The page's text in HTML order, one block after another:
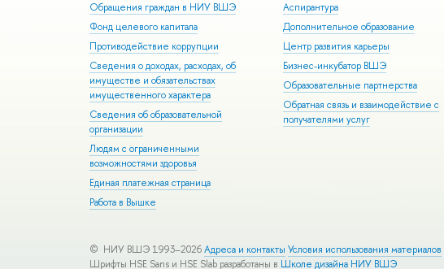
Обращения граждан в НИУ ВШЭ
Фонд целевого капитала
Противодействие коррупции
Сведения о доходах, расходах, об
имуществе и обязательствах
имущественного характера
Сведения об образовательной
организации
Людям с ограниченными
возможностями здоровья
Единая платежная страница
Работа в Вышке
Аспирантура
Дополнительное образование
Центр развития карьеры
Бизнес-инкубатор ВШЭ
Образовательные партнерства
Обратная связь и взаимодействие с
получателями услуг
© НИУ ВШЭ 1993–2026Адреса и контакты Условия использования материалов
Шрифты HSE Sans и HSE Slab разработаны в Школе дизайна НИУ ВШЭ